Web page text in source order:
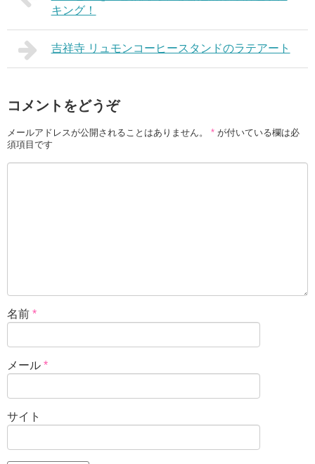
キング！
吉祥寺 リュモンコーヒースタンドのラテアート
コメントをどうぞ
メールアドレスが公開されることはありません。 * が付いている欄は必
須項目です
名前 *
メール *
サイト